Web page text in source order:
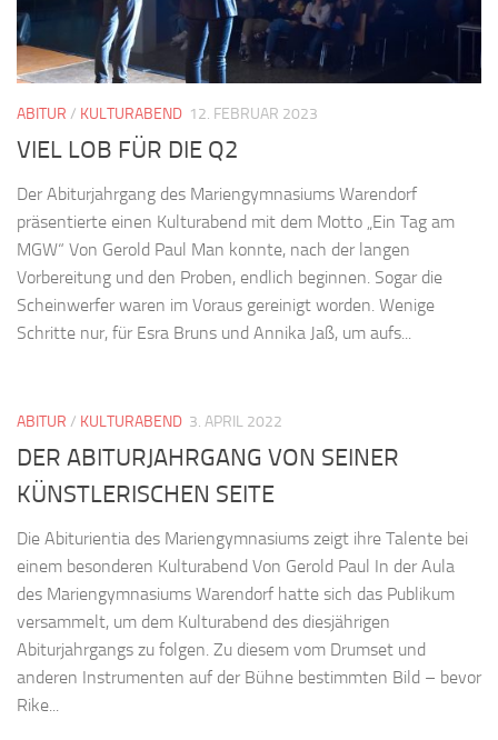
ABITUR / KULTURABEND 12. FEBRUAR 2023
VIEL LOB FÜR DIE Q2
Der Abiturjahrgang des Mariengymnasiums Warendorf
präsentierte einen Kulturabend mit dem Motto „Ein Tag am
MGW“ Von Gerold Paul Man konnte, nach der langen
Vorbereitung und den Proben, endlich beginnen. Sogar die
Scheinwerfer waren im Voraus gereinigt worden. Wenige
Schritte nur, für Esra Bruns und Annika Jaß, um aufs...
ABITUR / KULTURABEND 3. APRIL 2022
DER ABITURJAHRGANG VON SEINER
KÜNSTLERISCHEN SEITE
Die Abiturientia des Mariengymnasiums zeigt ihre Talente bei
einem besonderen Kulturabend Von Gerold Paul In der Aula
des Mariengymnasiums Warendorf hatte sich das Publikum
versammelt, um dem Kulturabend des diesjährigen
Abiturjahrgangs zu folgen. Zu diesem vom Drumset und
anderen Instrumenten auf der Bühne bestimmten Bild – bevor
Rike...